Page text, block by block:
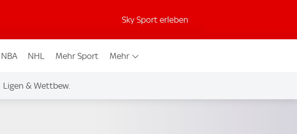
Sky Sport erleben
NBA NHL Mehr Sport Mehr
Ligen & Wettbew.